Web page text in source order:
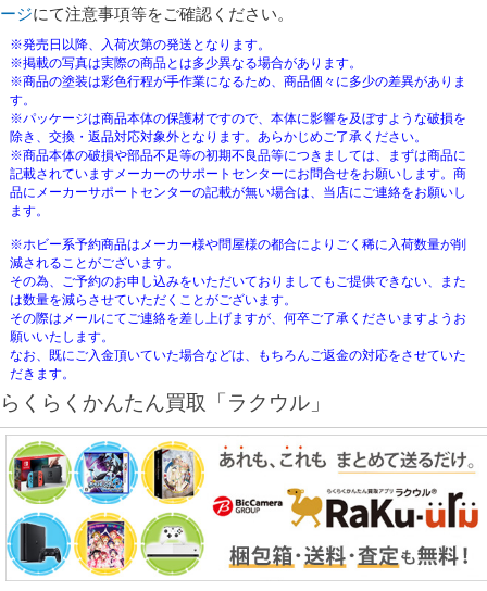
ージにて注意事項等をご確認ください。
※発売日以降、入荷次第の発送となります。
※掲載の写真は実際の商品とは多少異なる場合があります。
※商品の塗装は彩色行程が手作業になるため、商品個々に多少の差異がありま
す。
※パッケージは商品本体の保護材ですので、本体に影響を及ぼすような破損を
除き、交換・返品対応対象外となります。あらかじめご了承ください。
※商品本体の破損や部品不足等の初期不良品等につきましては、まずは商品に
記載されていますメーカーのサポートセンターにお問合せをお願いします。商
品にメーカーサポートセンターの記載が無い場合は、当店にご連絡をお願いし
ます。
※ホビー系予約商品はメーカー様や問屋様の都合によりごく稀に入荷数量が削
減されることがございます。
その為、ご予約のお申し込みをいただいておりましてもご提供できない、また
は数量を減らさせていただくことがございます。
その際はメールにてご連絡を差し上げますが、何卒ご了承くださいますようお
願いいたします。
なお、既にご入金頂いていた場合などは、もちろんご返金の対応をさせていた
だきます。
らくらくかんたん買取「ラクウル」